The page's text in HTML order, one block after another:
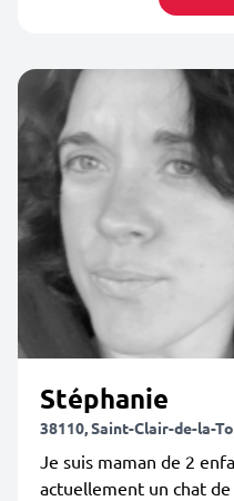
Stéphanie
38110, Saint-Clair-de-la-
Je suis maman de 2
actuellement un chat